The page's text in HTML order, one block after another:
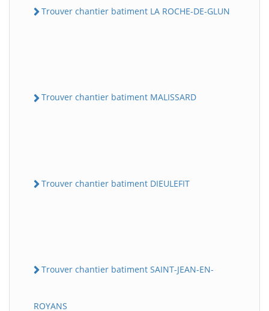
Trouver chantier batiment LA ROCHE-DE-GLUN
Trouver chantier batiment MALISSARD
Trouver chantier batiment DIEULEFIT
Trouver chantier batiment SAINT-JEAN-EN-
ROYANS